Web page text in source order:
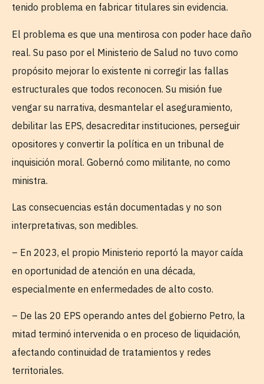
tenido problema en fabricar titulares sin evidencia.
El problema es que una mentirosa con poder hace daño
real. Su paso por el Ministerio de Salud no tuvo como
propósito mejorar lo existente ni corregir las fallas
estructurales que todos reconocen. Su misión fue
vengar su narrativa, desmantelar el aseguramiento,
debilitar las EPS, desacreditar instituciones, perseguir
opositores y convertir la política en un tribunal de
inquisición moral. Gobernó como militante, no como
ministra.
Las consecuencias están documentadas y no son
interpretativas, son medibles.
– En 2023, el propio Ministerio reportó la mayor caída
en oportunidad de atención en una década,
especialmente en enfermedades de alto costo.
– De las 20 EPS operando antes del gobierno Petro, la
mitad terminó intervenida o en proceso de liquidación,
afectando continuidad de tratamientos y redes
territoriales.